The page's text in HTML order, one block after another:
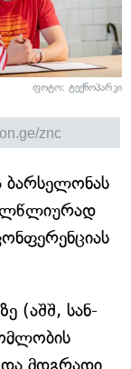
ფოტო: ტექნოპარკი
ბარსელონას
(აშშ, სან-